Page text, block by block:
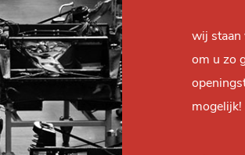
wij staan
om u zo
mogelijk!